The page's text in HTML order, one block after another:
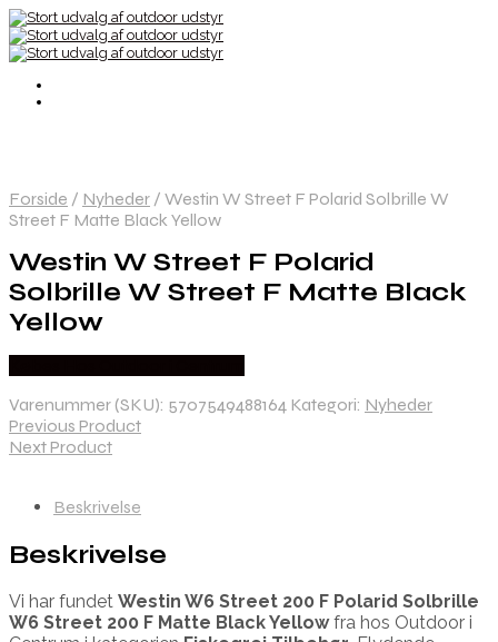
Forside / Nyheder / Westin W Street F Polarid Solbrille W
Street F Matte Black Yellow
Westin W Street F Polarid
Solbrille W Street F Matte Black
Yellow
Varenummer (SKU): 5707549488164 Kategori: Nyheder
Previous Product
Next Product
Beskrivelse
Beskrivelse
Vi har fundet Westin W6 Street 200 F Polarid Solbrille
W6 Street 200 F Matte Black Yellowfra hos Outdoor i